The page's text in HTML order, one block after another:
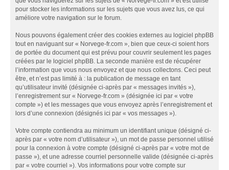
pour stocker les informations sur les sujets que vous avez lus, ce qui
améliore votre navigation sur le forum.
Nous pouvons également créer des cookies externes au logiciel phpBB
tout en naviguant sur « Norvege-fr.com », bien que ceux-ci soient hors
de portée du document qui est prévu pour couvrir seulement les pages
créées par le logiciel phpBB. La seconde manière est de récupérer
l’information que vous nous envoyez et que nous collectons. Ceci peut
être, et n’est pas limité à : la publication de message en tant
qu’utilisateur invité (désignée ci-après par « messages invités »),
l’enregistrement sur « Norvege-fr.com » (désignée ici par « votre
compte ») et les messages que vous envoyez après l’enregistrement et
lors d’une connexion (désignés ici par « vos messages »).
Votre compte contiendra au minimum un identifiant unique (désigné ci-
après par « votre nom d’utilisateur »), un mot de passe personnel utilisé
pour la connexion à votre compte (désigné ci-après par « votre mot de
passe »), et une adresse courriel personnelle valide (désignée ci-après
par « votre courriel »). Vos informations pour votre compte sur